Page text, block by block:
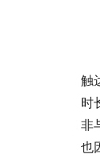
触
时
非
也